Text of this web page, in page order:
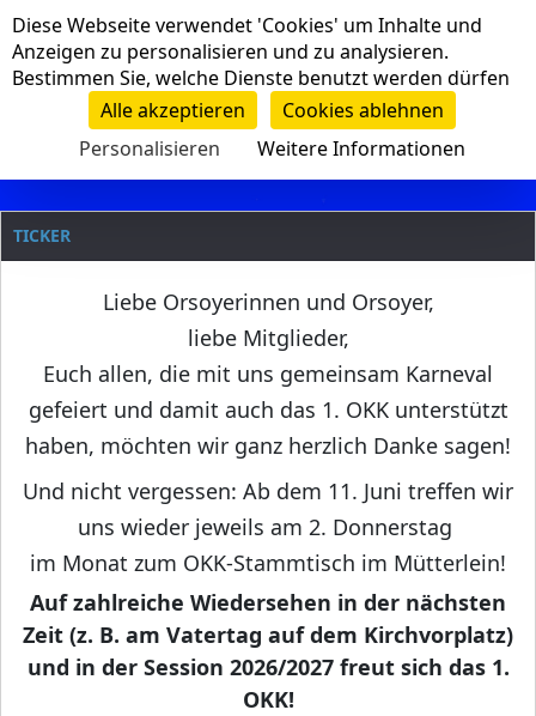
Navigation
Clanname
TICKER
Liebe Orsoyerinnen und Orsoyer,
liebe Mitglieder,
Euch allen, die mit uns gemeinsam Karneval
gefeiert und damit auch das 1. OKK unterstützt
haben, möchten wir ganz herzlich Danke sagen!
Und nicht vergessen: Ab dem 11. Juni treffen wir
uns wieder jeweils am 2. Donnerstag
im Monat zum OKK-Stammtisch im Mütterlein!
Auf zahlreiche Wiedersehen in der nächsten
Zeit (z. B. am Vatertag auf dem Kirchvorplatz)
und in der Session 2026/2027 freut sich das 1.
OKK!
Cookie-Einstellungen
Diese Webseite verwendet 'Cookies' um Inhalte und
Anzeigen zu personalisieren und zu analysieren.
Bestimmen Sie, welche Dienste benutzt werden dürfen
Alle akzeptieren
Cookies ablehnen
Personalisieren
Weitere Informationen